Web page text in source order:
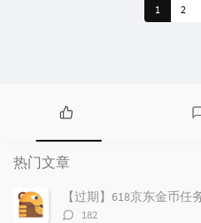
1 2
热
门
文
章
热门文章
【过期】618京东金币任
评
182